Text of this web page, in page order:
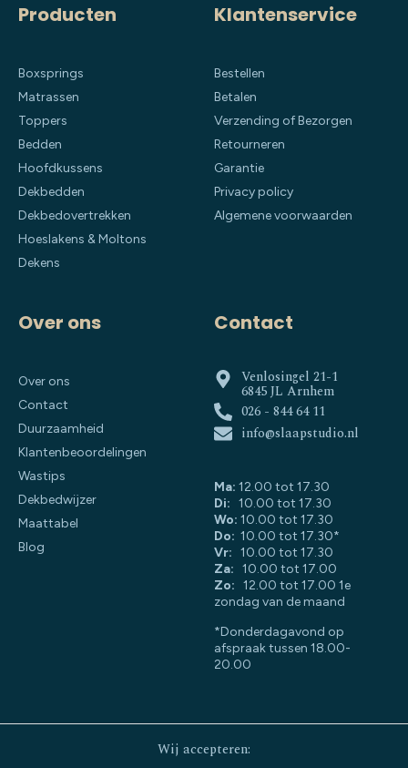
Producten
Boxsprings
Matrassen
Toppers
Bedden
Hoofdkussens
Dekbedden
Dekbedovertrekken
Hoeslakens & Moltons
Dekens
Klantenservice
Bestellen
Betalen
Verzending of Bezorgen
Retourneren
Garantie
Privacy policy
Algemene voorwaarden
Over ons
Over ons
Contact
Duurzaamheid
Klantenbeoordelingen
Wastips
Dekbedwijzer
Maattabel
Blog
Contact
Venlosingel 21-1
6845 JL Arnhem
026 - 844 64 11
info@slaapstudio.nl
Ma: 12.00 tot 17.30
Di: 10.00 tot 17.30
Wo: 10.00 tot 17.30
Do: 10.00 tot 17.30*
Vr: 10.00 tot 17.30
Za: 10.00 tot 17.00
Zo: 12.00 tot 17.00 1e
zondag van de maand
*Donderdagavond op
afspraak tussen 18.00-
20.00
Wij accepteren: